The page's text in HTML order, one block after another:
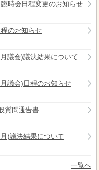
時会日程変更のお知らせ
のお知らせ
議会)議決結果について
議会)日程のお知らせ
質問通告書
)議決結果について
一覧へ